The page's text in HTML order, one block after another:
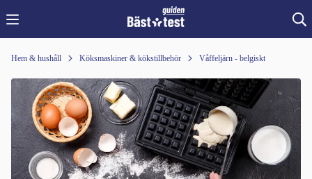
Hem & hushåll Köksmaskiner & kökstillbehör Våffeljärn - belgiskt